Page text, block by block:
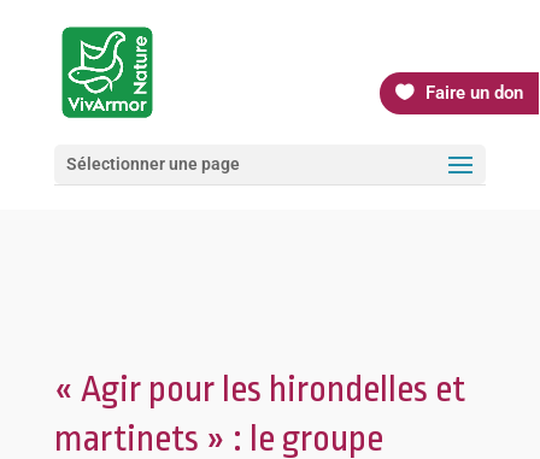
Faire un don
Sélectionner une page
« Agir pour les hirondelles et
martinets » : le groupe